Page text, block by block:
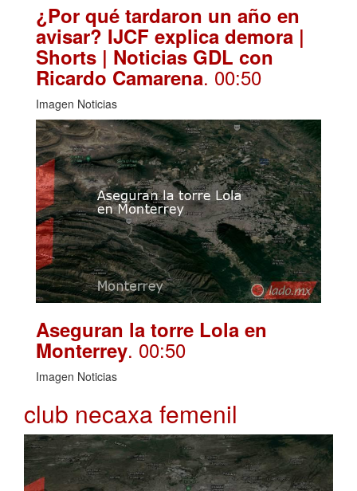
¿Por qué tardaron un año en
avisar? IJCF explica demora |
Shorts | Noticias GDL con
Ricardo Camarena. 00:50
Imagen Noticias
Aseguran la torre Lola en
Monterrey. 00:50
Imagen Noticias
club necaxa femenil